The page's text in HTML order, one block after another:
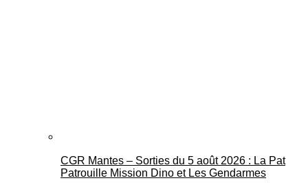
Mantes Actu
CGR Mantes – Sorties du 5 août 2026 : La Pat
Patrouille Mission Dino et Les Gendarmes